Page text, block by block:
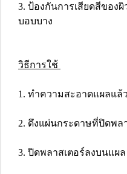
3. ป้องกันการเสียดสีของ
บอบบาง
วิธีการใช้
1. ทำความสะอาดแผลแล้
2. ดึงแผ่นกระดาษที่ปิดพล
3. ปิดพลาสเตอร์ลงบนแผล